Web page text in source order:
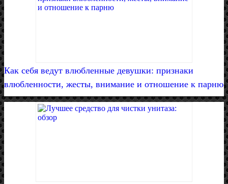
Как себя ведут влюбленные девушки: признаки
влюбленности, жесты, внимание и отношение к парню